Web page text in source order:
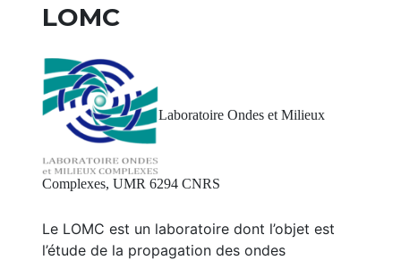
LOMC
Laboratoire Ondes et Milieux
Complexes, UMR 6294 CNRS
Le LOMC est un laboratoire dont l’objet est
l’étude de la propagation des ondes